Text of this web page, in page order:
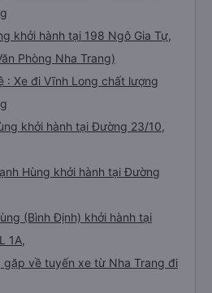
khởi hành tại 198 Ngô Gia Tự,
Phòng Nha Trang)
: Xe đi Vĩnh Long chất lượng
khởi hành tại Đường 23/10,
Hùng khởi hành tại Đường
(Bình Định) khởi hành tại
1A,
về tuyến xe từ Nha Trang đi